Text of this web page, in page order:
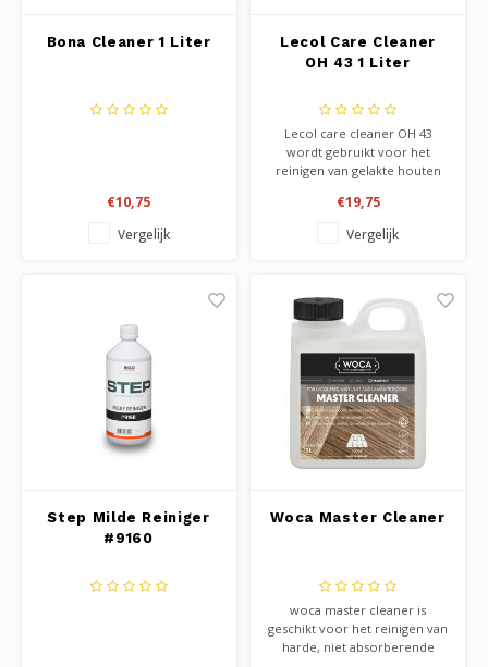
Bona Cleaner 1 Liter
€10,75
Vergelijk
Lecol Care Cleaner
OH 43 1 Liter
Lecol care cleaner OH 43
wordt gebruikt voor het
reinigen van gelakte houten
zeer matte beschermlaag
achter. Uitermate geschikt
voor extreem matte vloeren
harde materiale
€19,75
Vergelijk
Step Milde Reiniger
#9160
Woca Master Cleaner
woca master cleaner is
geschikt voor het reinigen van
harde, niet absorberende